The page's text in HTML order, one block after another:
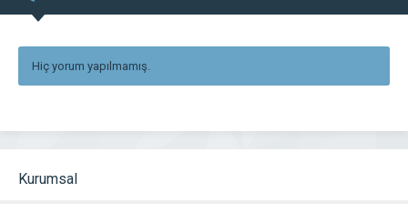
Hiç yorum yapılmamış.
Kurumsal